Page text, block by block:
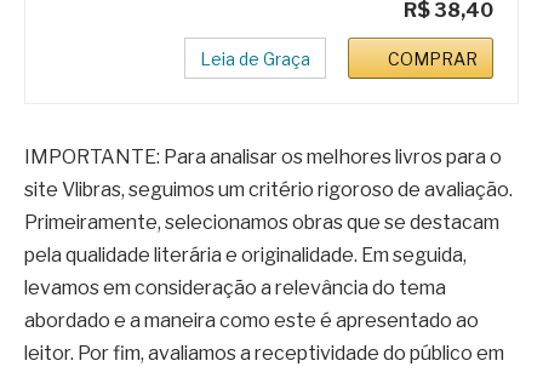
R$ 38,40
Leia de Graça COMPRAR
IMPORTANTE: Para analisar os melhores livros para o
site Vlibras, seguimos um critério rigoroso de avaliação.
Primeiramente, selecionamos obras que se destacam
pela qualidade literária e originalidade. Em seguida,
levamos em consideração a relevância do tema
abordado e a maneira como este é apresentado ao
leitor. Por fim, avaliamos a receptividade do público em